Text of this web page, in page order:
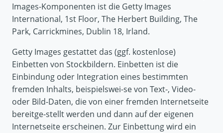
Images-Komponenten ist die Getty Images
International, 1st Floor, The Herbert Building, The
Park, Carrickmines, Dublin 18, Irland.
Getty Images gestattet das (ggf. kostenlose)
Einbetten von Stockbildern. Einbetten ist die
Einbindung oder Integration eines bestimmten
fremden Inhalts, beispielswei-se von Text-, Video-
oder Bild-Daten, die von einer fremden Internetseite
bereitge-stellt werden und dann auf der eigenen
Internetseite erscheinen. Zur Einbettung wird ein